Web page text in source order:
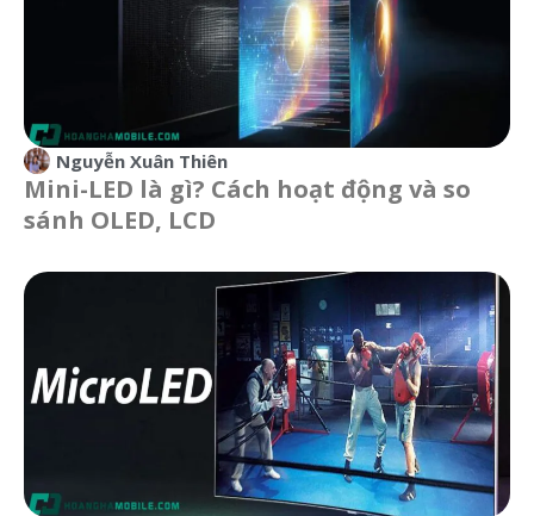
Nguyễn Xuân Thiên
Mini-LED là gì? Cách hoạt động và so
sánh OLED, LCD